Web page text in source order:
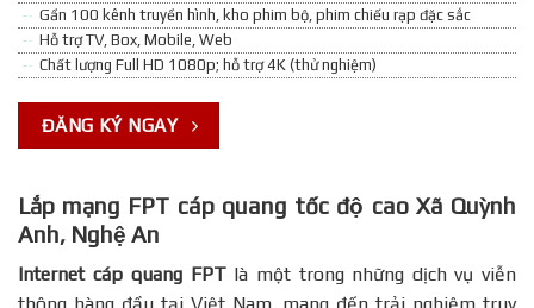
Gần 100 kênh truyền hình, kho phim bộ, phim chiếu rạp đặc sắc
Hỗ trợ TV, Box, Mobile, Web
Chất lượng Full HD 1080p; hỗ trợ 4K (thử nghiệm)
ĐĂNG KÝ NGAY
Lắp mạng FPT cáp quang tốc độ cao Xã Quỳnh
Anh, Nghệ An
Internet cáp quang FPTlà một trong những dịch vụ viễn